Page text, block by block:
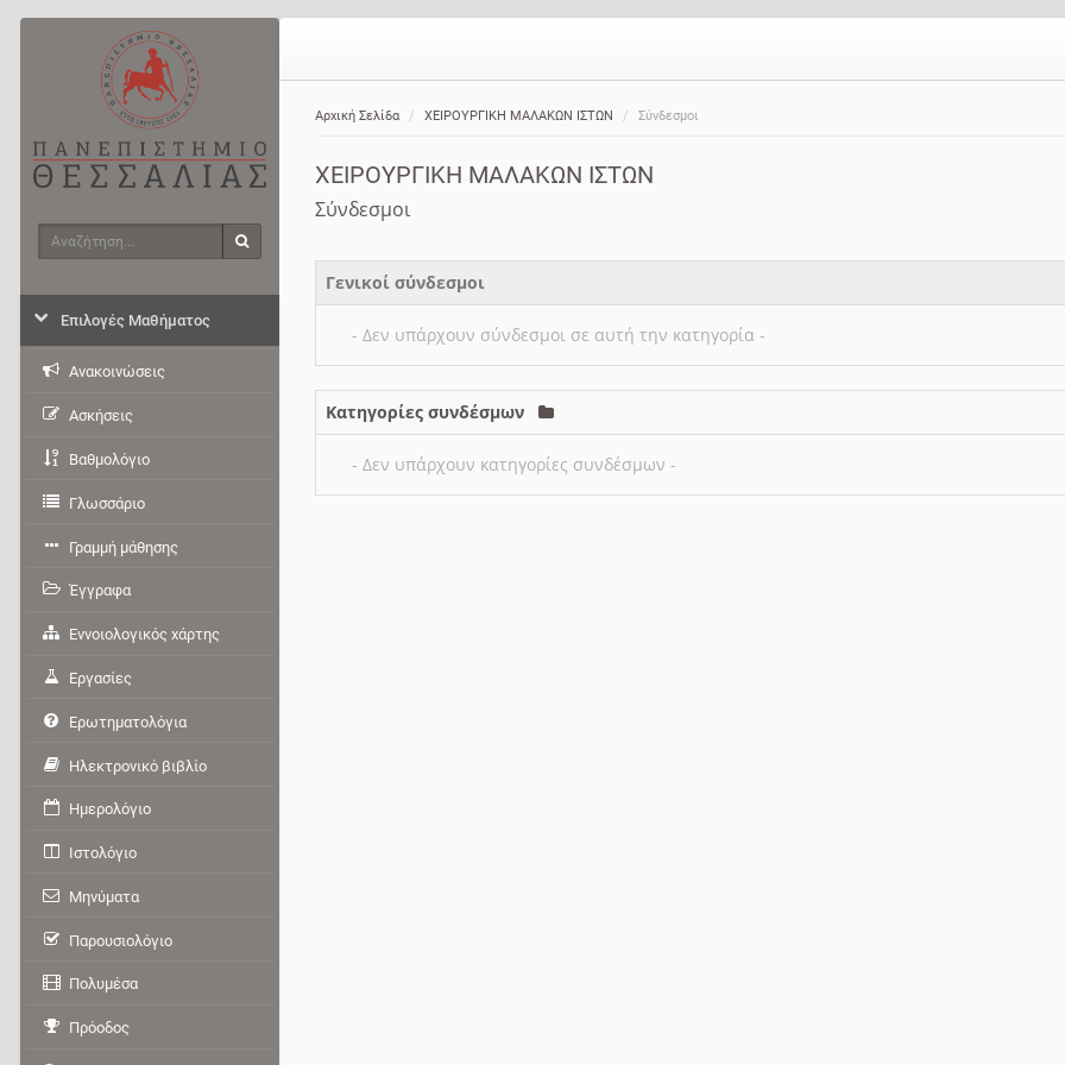
Αρχική Σελίδα ΧΕΙΡΟΥΡΓΙΚΗ ΜΑΛΑΚΩΝ ΙΣΤΩΝ Σύνδεσμοι
ΧΕΙΡΟΥΡΓΙΚΗ ΜΑΛΑΚΩΝ ΙΣΤΩΝ
Σύνδεσμοι
Γενικοί σύνδεσμοι
- Δεν υπάρχουν σύνδεσμοι σε αυτή την κατηγορία -
Κατηγορίες συνδέσμων
- Δεν υπάρχουν κατηγορίες συνδέσμων -
Αναζήτηση
Επιλογές Μαθήματος
Ανακοινώσεις
Ασκήσεις
Βαθμολόγιο
Γλωσσάριο
Γραμμή μάθησης
Έγγραφα
Εννοιολογικός χάρτης
Εργασίες
Ερωτηματολόγια
Ηλεκτρονικό βιβλίο
Ημερολόγιο
Ιστολόγιο
Μηνύματα
Παρουσιολόγιο
Πολυμέσα
Πρόοδος